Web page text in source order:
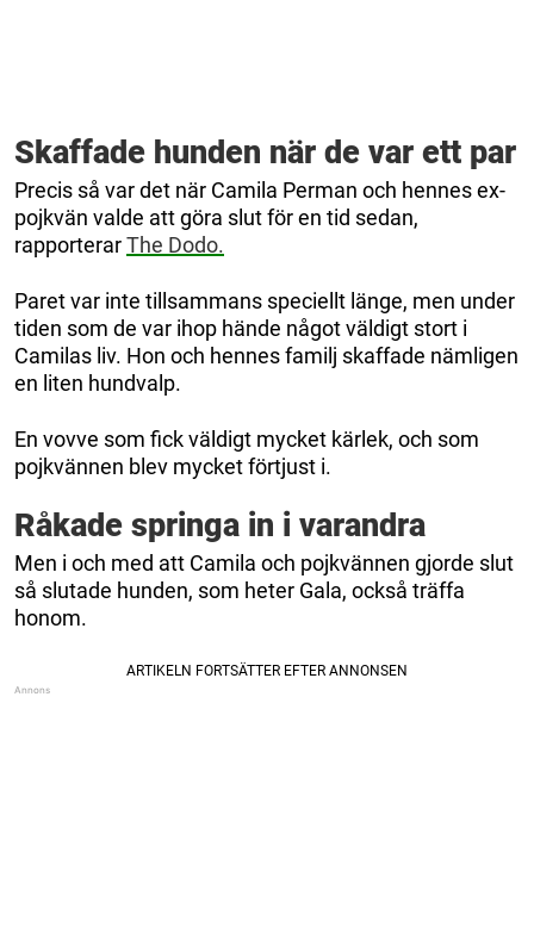
Skaffade hunden när de var ett par
Precis så var det när Camila Perman och hennes ex-
pojkvän valde att göra slut för en tid sedan,
rapporterarThe Dodo.
Paret var inte tillsammans speciellt länge, men under
tiden som de var ihop hände något väldigt stort i
Camilas liv. Hon och hennes familj skaffade nämligen
en liten hundvalp.
En vovve som fick väldigt mycket kärlek, och som
pojkvännen blev mycket förtjust i.
Råkade springa in i varandra
Men i och med att Camila och pojkvännen gjorde slut
så slutade hunden, som heter Gala, också träffa
honom.